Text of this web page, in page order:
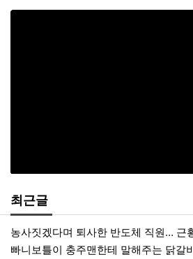
최근글
농사짓겠다며 퇴사한 반도체 직원… 근
빠니보틀이 충주맨한테 말해주는 닭갈